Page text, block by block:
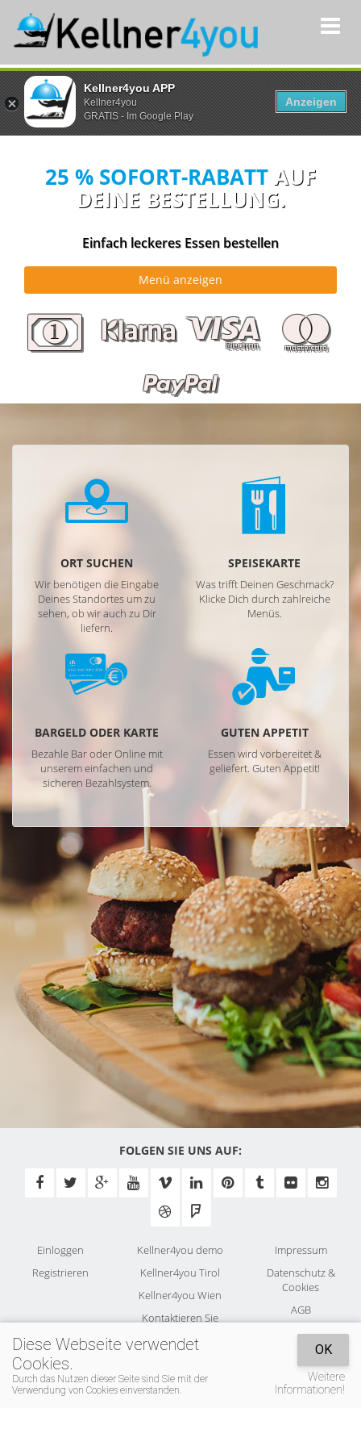
25 % SOFORT-RABATT AUF
DEINE BESTELLUNG.
Einfach leckeres Essen bestellen
Eingeben
Menü anzeigen
ORT SUCHEN
Wir benötigen die Eingabe
Deines Standortes um zu
sehen, ob wir auch zu Dir
liefern.
SPEISEKARTE
Was trifft Deinen Geschmack?
Klicke Dich durch zahlreiche
Menüs.
BARGELD ODER KARTE
Bezahle Bar oder Online mit
unserem einfachen und
sicheren Bezahlsystem.
GUTEN APPETIT
Essen wird vorbereitet &
geliefert. Guten Appetit!
FOLGEN SIE UNS AUF:
Einloggen
Registrieren
Kellner4you demo
Kellner4you Tirol
Kellner4you Wien
Kontaktieren Sie
Impressum
Datenschutz &
Cookies
AGB
Allergene
Diese Webseite verwendet
Cookies.
Durch das Nutzen dieser Seite sind Sie mit der
Verwendung von Cookies einverstanden.
OK
Weitere
Informationen!
Kellner4you APP
Kellner4you
GRATIS - Im Google Play
Anzeigen